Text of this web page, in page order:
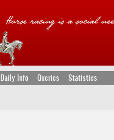
Daily Info Queries Statistics